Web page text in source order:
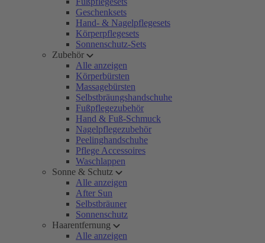
Geschenksets
Hand- & Nagelpflegesets
Körperpflegesets
Sonnenschutz-Sets
Zubehör
Alle anzeigen
Körperbürsten
Massagebürsten
Selbstbräungshandschuhe
Fußpflegezubehör
Hand & Fuß-Schmuck
Nagelpflegezubehör
Peelinghandschuhe
Pflege Accessoires
Waschlappen
Sonne & Schutz
Alle anzeigen
After Sun
Selbstbräuner
Sonnenschutz
Haarentfernung
Alle anzeigen